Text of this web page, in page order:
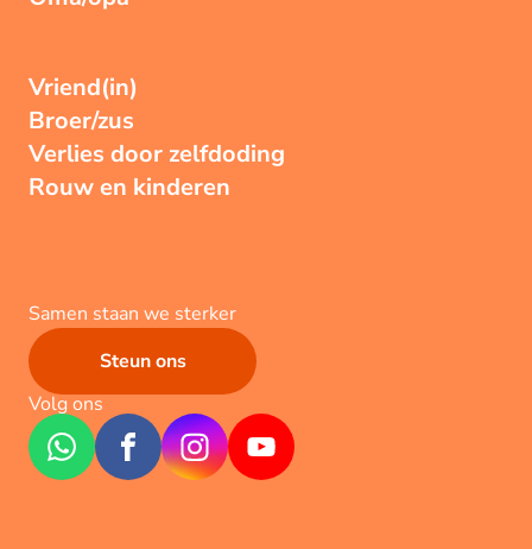
Vriend(in)
Broer/zus
Verlies door zelfdoding
Rouw en kinderen
Samen staan we sterker
Steun ons
Volg ons